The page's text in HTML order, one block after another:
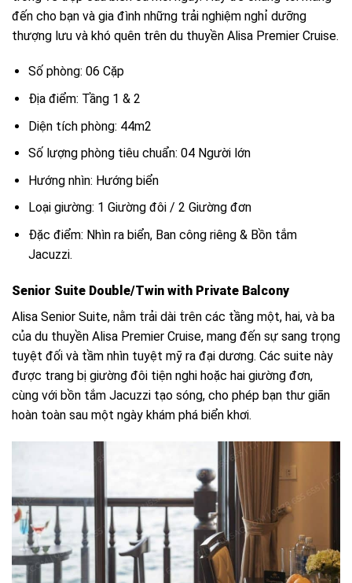
đến cho bạn và gia đình những trải nghiệm nghỉ dưỡng
thượng lưu và khó quên trên du thuyền Alisa Premier Cruise.
Số phòng: 06 Cặp
Địa điểm: Tầng 1 & 2
Diện tích phòng: 44m2
Số lượng phòng tiêu chuẩn: 04 Người lớn
Hướng nhìn: Hướng biển
Loại giường: 1 Giường đôi / 2 Giường đơn
Đặc điểm: Nhìn ra biển, Ban công riêng & Bồn tắm
Jacuzzi.
Senior Suite Double/Twin with Private Balcony
Alisa Senior Suite, nằm trải dài trên các tầng một, hai, và ba
của du thuyền Alisa Premier Cruise, mang đến sự sang trọng
tuyệt đối và tầm nhìn tuyệt mỹ ra đại dương. Các suite này
được trang bị giường đôi tiện nghi hoặc hai giường đơn,
cùng với bồn tắm Jacuzzi tạo sóng, cho phép bạn thư giãn
hoàn toàn sau một ngày khám phá biển khơi.